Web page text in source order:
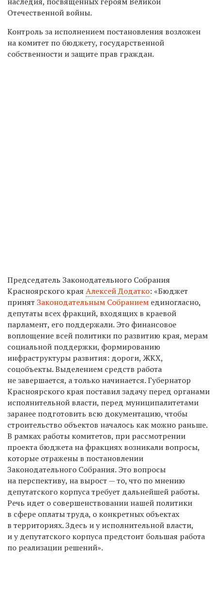
Отечественной войны.
Контроль за исполнением постановления возложен
на комитет по бюджету, государственной
собственности и защите прав граждан.
Председатель Законодательного Собрания
Красноярского края Алексей Додатко: «Бюджет
принят Законодательным Собранием единогласно,
депутаты всех фракций, входящих в краевой
парламент, его поддержали. Это финансовое
воплощение всей политики по развитию края, мерам
социальной поддержки, формированию
инфраструктуры развития: дороги, ЖКХ,
соцобъекты. Выделением средств работа
не завершается, а только начинается. Губернатор
Красноярского края поставил задачу перед органами
исполнительной власти, перед муниципалитетами
заранее подготовить всю документацию, чтобы
строительство объектов началось как можно раньше.
В рамках работы комитетов, при рассмотрении
проекта бюджета на фракциях возникали вопросы,
которые отражены в постановлении
Законодательного Собрания. Это вопросы
на перспективу, на вырост — то, что по мнению
депутатского корпуса требует дальнейшей работы.
Речь идет о совершенствовании нашей политики
в сфере оплаты труда, о конкретных объектах
в территориях. Здесь и у исполнительной власти,
и у депутатского корпуса предстоит большая работа
по реализации решений».